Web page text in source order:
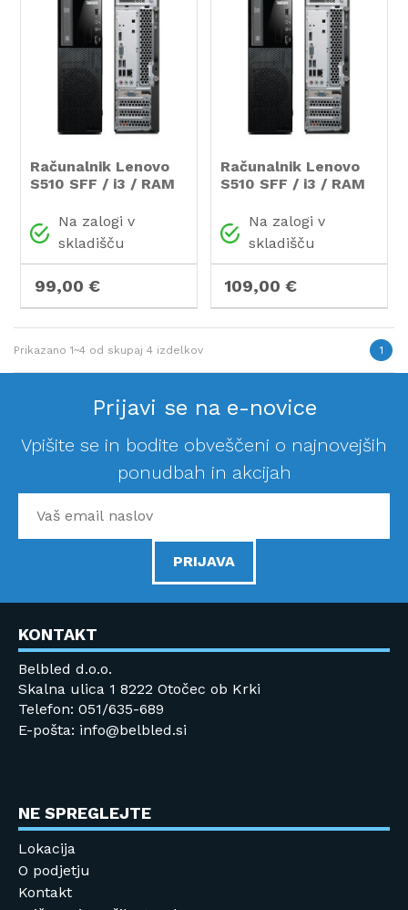
Računalnik Lenovo
S510 SFF / i3 / RAM
Na zalogi v
skladišču
99,00 €
Računalnik Lenovo
S510 SFF / i3 / RAM
Na zalogi v
skladišču
109,00 €
Prikazano 1~4 od skupaj 4 izdelkov 1
Prijavi se na e-novice
Vpišite se in bodite obveščeni o najnovejših
ponudbah in akcijah
PRIJAVA
KONTAKT
Belbled d.o.o.
Skalna ulica 1 8222 Otočec ob Krki
Telefon: 051/635-689
E-pošta: info@belbled.si
NE SPREGLEJTE
Lokacija
O podjetju
Kontakt